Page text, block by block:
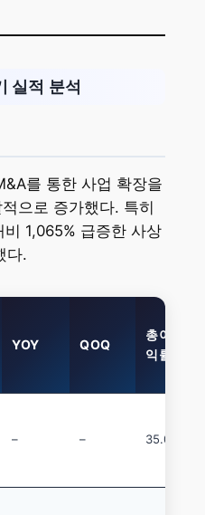
실적 분석
를 통한 사업 확장을
으로 증가했다. 특히
1,065% 급증한 사상
다.
YOY QOQ
총이
익률
– – 35.0%